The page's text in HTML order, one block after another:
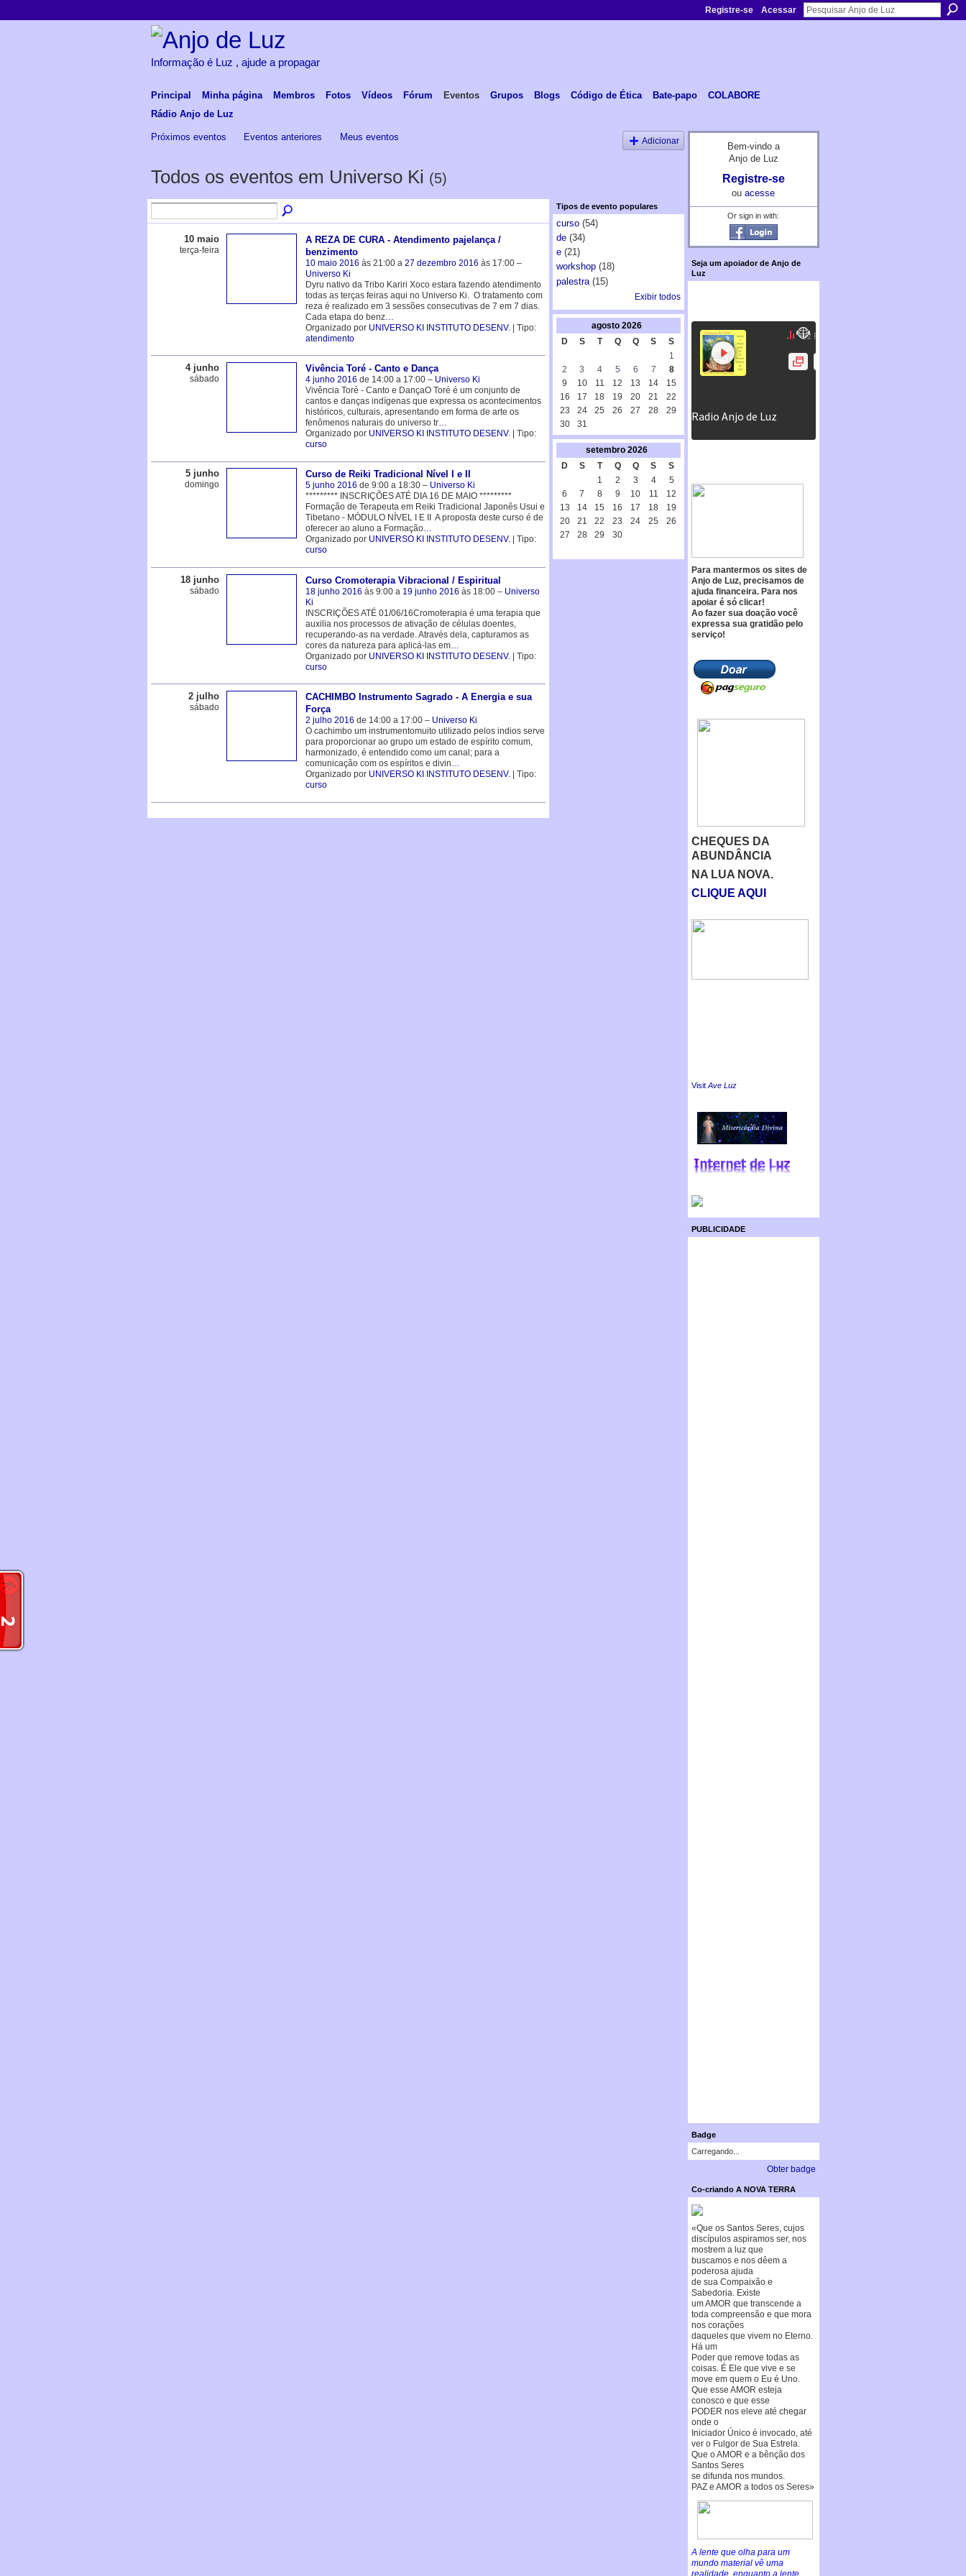
Registre-se Acessar
Informação é Luz , ajude a propagar
Principal Minha página Membros Fotos Vídeos Fórum Eventos Grupos Blogs Código de Ética Bate-papo
COLABORE
Rádio Anjo de Luz
Próximos eventos Eventos anteriores Meus eventos Adicionar
Todos os eventos em Universo Ki (5)
10 maio
terça-feira
A REZA DE CURA - Atendimento pajelança /
benzimento
10 maio 2016 às 21:00 a 27 dezembro 2016 às 17:00 –
Universo Ki
Dyru nativo da Tribo Kariri Xoco estara fazendo atendimento
todas as terças feiras aqui no Universo Ki. O tratamento com
reza é realizado em 3 sessões consecutivas de 7 em 7 dias.
Cada etapa do benz…
Organizado por UNIVERSO KI INSTITUTO DESENV. | Tipo:
atendimento
4 junho
sábado
Vivência Toré - Canto e Dança
4 junho 2016 de 14:00 a 17:00 – Universo Ki
Vivência Toré - Canto e DançaO Toré é um conjunto de
cantos e danças indígenas que expressa os acontecimentos
históricos, culturais, apresentando em forma de arte os
fenômenos naturais do universo tr…
Organizado por UNIVERSO KI INSTITUTO DESENV.| Tipo:
curso
5 junho
domingo
Curso de Reiki Tradicional Nível I e II
5 junho 2016 de 9:00 a 18:30 – Universo Ki
********* INSCRIÇÕES ATÉ DIA 16 DE MAIO *********
Formação de Terapeuta em Reiki Tradicional Japonês Usui e
Tibetano - MÓDULO NÍVEL I E II A proposta deste curso é de
oferecer ao aluno a Formação…
Organizado por UNIVERSO KI INSTITUTO DESENV.| Tipo:
curso
18 junho
sábado
Curso Cromoterapia Vibracional / Espiritual
18 junho 2016 às 9:00 a 19 junho 2016 às 18:00 – Universo
Ki
INSCRIÇÕES ATÉ 01/06/16Cromoterapia é uma terapia que
auxilia nos processos de ativação de células doentes,
recuperando-as na verdade. Através dela, capturamos as
cores da natureza para aplicá-las em…
Organizado por UNIVERSO KI INSTITUTO DESENV. | Tipo:
curso
2 julho
sábado
CACHIMBO Instrumento Sagrado - A Energia e sua
Força
2 julho 2016 de 14:00 a 17:00 – Universo Ki
O cachimbo um instrumentomuito utilizado pelos indios serve
para proporcionar ao grupo um estado de espírito comum,
harmonizado, é entendido como um canal; para a
comunicação com os espíritos e divin…
Organizado por UNIVERSO KI INSTITUTO DESENV.| Tipo:
curso
Tipos de evento populares
curso(54)
de(34)
e(21)
workshop(18)
palestra(15)
Exibir todos
agosto 2026
D
S T Q Q S
S
1
2
3 4 5 6 7
8
9
10 11 12 13 14
15
16
17 18 19 20 21
22
23
24 25 26 27 28
29
30
31
setembro 2026
D
S T Q Q S
S
1
2 3 4
5
6
7 8 9 10 11
12
13
14 15 16 17 18
19
20
21 22 23 24 25
26
27
28 29 30
Bem-vindo a
Anjo de Luz
Registre-se
ou acesse
Or sign in with:
Seja um apoiador de Anjo de
Luz
Para mantermos os sites de
Anjo de Luz, precisamos de
ajuda financeira. Para nos
apoiar é só clicar!
Ao fazer sua doação você
expressa sua gratidão pelo
serviço!
CHEQUES DA
ABUNDÂNCIA
NA LUA NOVA.
CLIQUE AQUI
Visit Ave Luz
PUBLICIDADE
Badge
Carregando...
Obter badge
Co-criando A NOVA TERRA
«Que os Santos Seres, cujos
discípulos aspiramos ser, nos
mostrem a luz que
buscamos e nos dêem a
poderosa ajuda
de sua Compaixão e
Sabedoria. Existe
um AMOR que transcende a
toda compreensão e que mora
nos corações
daqueles que vivem no Eterno.
Há um
Poder que remove todas as
coisas. É Ele que vive e se
move em quem o Eu é Uno.
Que esse AMOR esteja
conosco e que esse
PODER nos eleve até chegar
onde o
Iniciador Único é invocado, até
ver o Fulgor de Sua Estrela.
Que o AMOR e a bênção dos
Santos Seres
se difunda nos mundos.
PAZ e AMOR a todos os Seres»
A lente que olha para um
mundo material vê uma
realidade, enquanto a lente